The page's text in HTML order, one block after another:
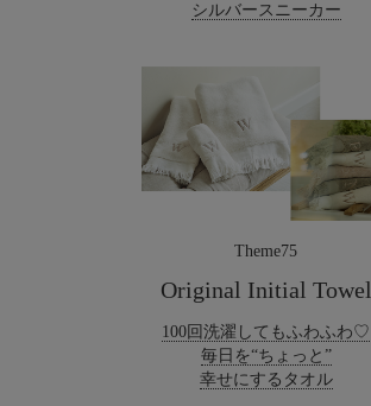
シルバースニーカー
Theme75
Original Initial Towel
100回洗濯してもふわふわ♡
毎日を“ちょっと”
幸せにするタオル